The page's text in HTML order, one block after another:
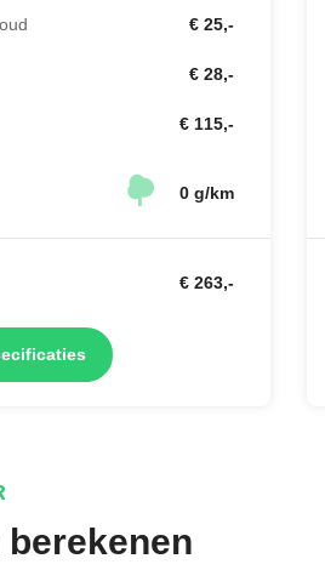
€ 25,-
€ 28,-
€ 115,-
0 g/km
€ 263,-